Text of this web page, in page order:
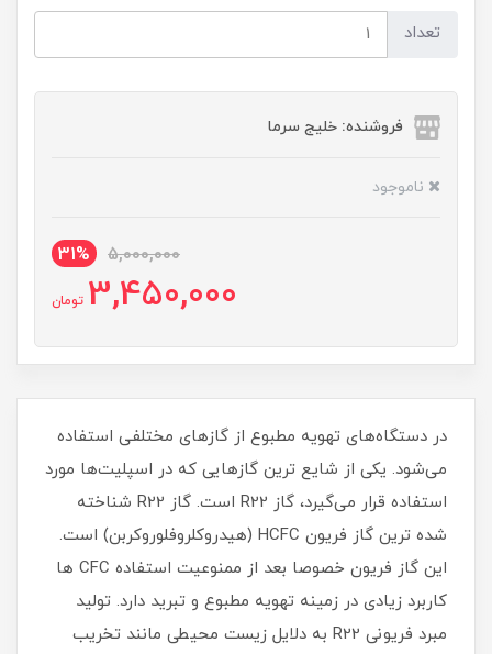
تعداد
فروشنده: خلیج سرما
ناموجود
5,000,000
31%
3,450,000 تومان
در دستگاه‌های تهویه مطبوع از گازهای مختلفی استفاده
می‌شود. یکی از شایع ترین گازهایی که در اسپلیت‌ها مورد
استفاده قرار می‌گیرد، گاز R22 است. گاز R22 شناخته
شده ترین گاز فریون HCFC (هیدروکلروفلوروکربن)‌ است.
این گاز فریون خصوصا بعد از ممنوعیت استفاده CFC ها
کاربرد زیادی در زمینه تهویه مطبوع و تبرید دارد. تولید
مبرد فریونی R22 به دلایل زیست محیطی مانند تخریب